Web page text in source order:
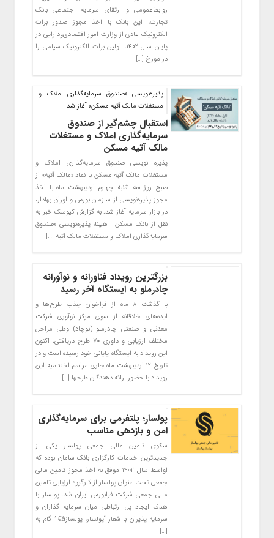
روابط‌عمومی و ارتقای سرمایه اجتماعی بانک
تجارت، این بانک با اخذ مجوز صدور برات
الکترونیک عادی از وزارت امور اقتصادی‌ودارایی در
پایان سال ۱۴۰۲، اولین برات الکترونیک سپامی را
در مورخ […]
پذیره‌نویسی «صندوق سرمایه‌گذاری املاک و
مستغلات مالک آتیه مسکن» آغاز شد
استقبال چشم‌گیر از صندوق
سرمایه‌گذاری املاک و مستغلات
مالک آتیه مسکن
پذیره نویسی صندوق سرمایه‌گذاری املاک و
مستغلات مالک آتیه مسکن با نماد «مالک آتیه» از
صبح روز سه شنبه چهارم اردیبهشت ماه با اخذ
مجوز پذیره‌نویسی از سازمان بورس و اوراق بهادار،
در بازار سرمایه آغاز شد. به گزارش کیوسک خبر به
نقل از بانک مسکن –هیبنا؛ پذیره‌نویسی «صندوق
سرمایه‌گذاری املاک و مستغلات مالک آتیه […]
بزرگترین رویداد فناورانه و نوآورانه
چادرملو به ایستگاه آخر رسید
با گذشت ۸ ماه از فراخوان جذب طرح‌ها و
ایده‌های خلاقانه از سوی مرکز نوآوری شرکت
معدنی و صنعتی چادرملو (نوچاد) وطی مراحل
مختلف ارزیابی و داوری ۷۰ طرح دریافتی، اکنون
این رویداد به ایستگاه پایانی خود رسیده است و در
تاریخ ۱۲ اردیبهشت ماه جاری مراسم اختتامیه این
رویداد با حضور ارائه دهندگان طرحها […]
پولسار؛ پلتفرمی برای سرمایه‌گذاری
امن و بازدهی مناسب
سکوی تامین مالی جمعی پولسار یکی از
جدیدترین خدمات کارگزاری بانک سامان بوده که
اواسط سال ۱۴۰۲ موفق به اخذ مجوز تامین مالی
جمعی تحت عنوان پولسار از کارگروه ارزیابی تامین
مالی جمعی شرکت فرابورس ایران شد. پولسار با
هدف ایجاد پل ارتباطی میان سرمایه گذاران و
سرمایه پذیران با شعار “پولسار، پولسازâ€¦” گام به
[…]